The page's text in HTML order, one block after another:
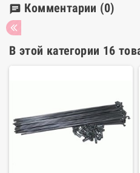
chat Комментарии (0)
В этой категории 16